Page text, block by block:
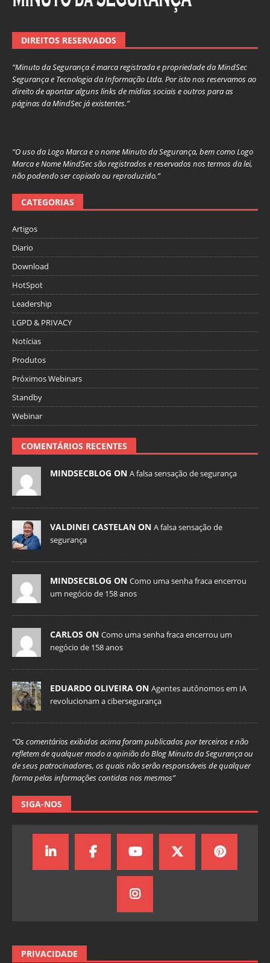
DIREITOS RESERVADOS
“Minuto da Segurança é marca registrada e propriedade da MindSec
Segurança e Tecnologia da Informação Ltda. Por isto nos reservamos ao
direito de apontar alguns links de mídias sociais e outros para as
páginas da MindSec já existentes.”
“O uso da Logo Marca e o nome Minuto da Segurança, bem como Logo
Marca e Nome MindSec são registrados e reservados nos termos da lei,
não podendo ser copiado ou reproduzido.”
CATEGORIAS
Artigos
Diario
Download
HotSpot
Leadership
LGPD & PRIVACY
Notícias
Produtos
Próximos Webinars
Standby
Webinar
COMENTÁRIOS RECENTES
MINDSECBLOG ON A falsa sensação de segurança
VALDINEI CASTELAN ON A falsa sensação de
segurança
MINDSECBLOG ON Como uma senha fraca encerrou
um negócio de 158 anos
CARLOS ON Como uma senha fraca encerrou um
negócio de 158 anos
EDUARDO OLIVEIRA ON Agentes autônomos em IA
revolucionam a cibersegurança
“Os comentários exibidos acima foram publicados por terceiros e não
refletem de qualquer modo a opinião do Blog Minuto da Segurança ou
de seus patrocinadores, os quais não serão responsáveis de qualquer
forma pelas informações contidas nos mesmos”
SIGA-NOS
PRIVACIDADE